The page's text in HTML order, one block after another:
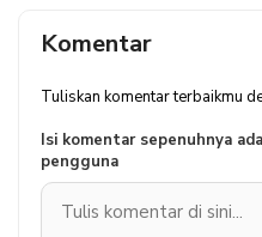
Komentar
Tuliskan komentar terbaikmu
Isi komentar sepenuhnya
pengguna